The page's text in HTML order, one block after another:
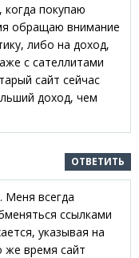
покупаю
обращаю внимание
либо на доход,
с сателлитами
сайт сейчас
доход, чем
ОТВЕТИТЬ
Меня всегда
ссылками
указывая на
же время сайт